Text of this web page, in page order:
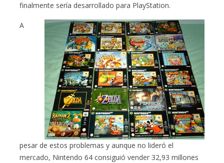
finalmente sería desarrollado para PlayStation.
A
pesar de estos problemas y aunque no lideró el
mercado, Nintendo 64 consiguió vender 32,93 millones